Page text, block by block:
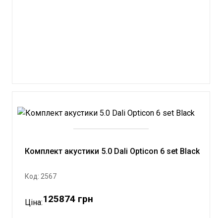
Комплект акустики 5.0 Dali Opticon 6 set Black
Код: 2567
Ціна:125874 грн